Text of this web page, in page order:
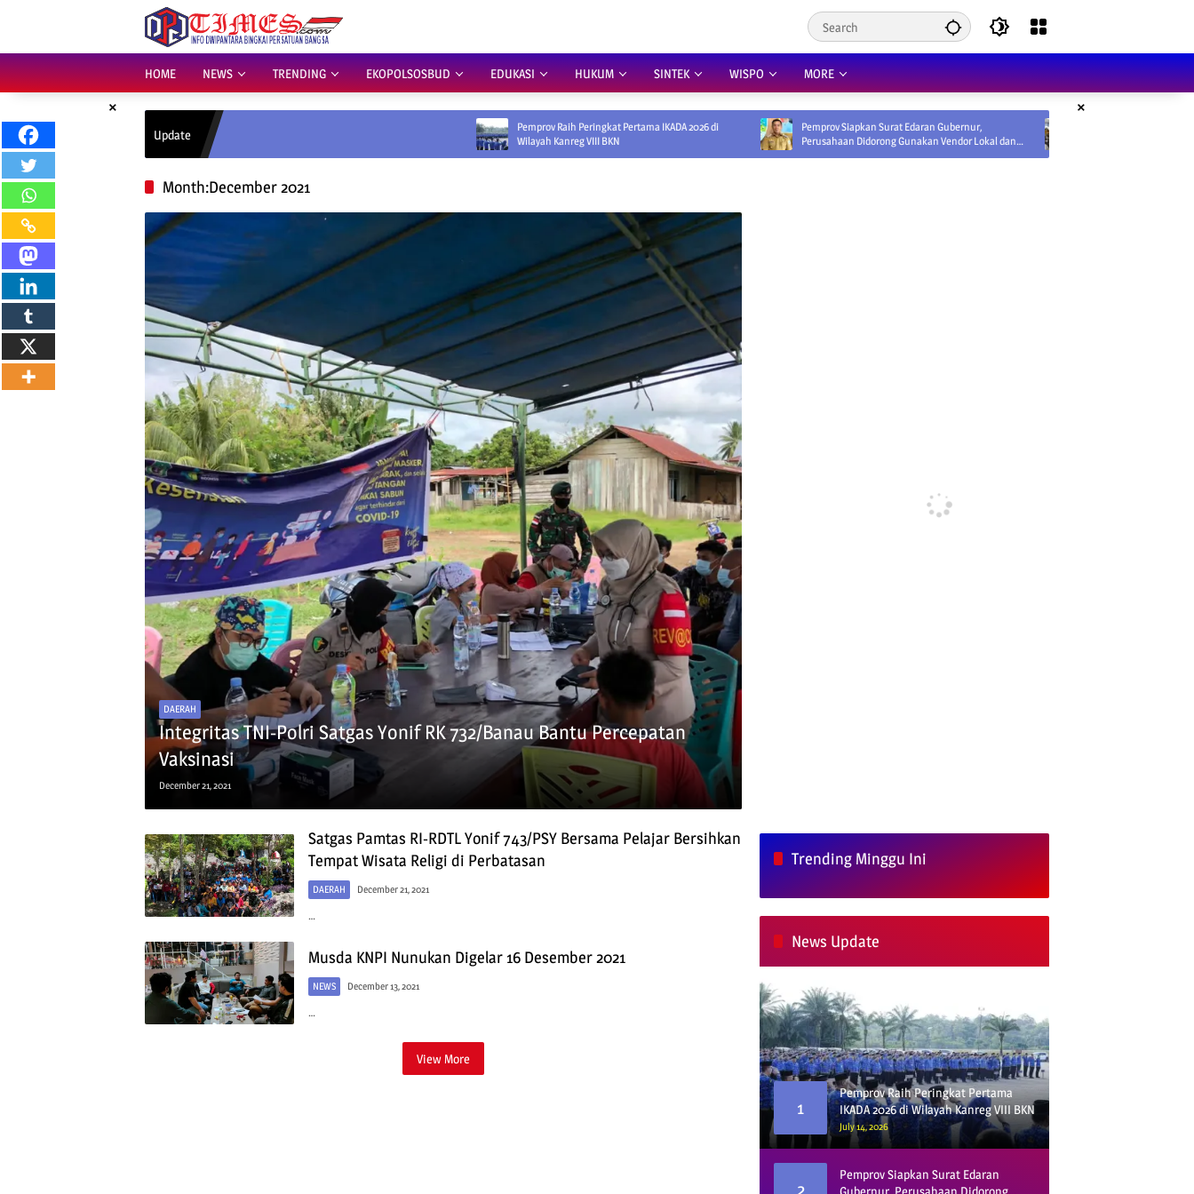
HOME
NEWS TRENDING EKOPOLSOSBUD EDUKASI HUKUM SINTEK WISPO MORE
× ×
Update
Pemprov Raih Peringkat Pertama IKADA 2026 di
Wilayah Kanreg VIII BKN
Pemprov Siapkan Surat Edaran Gubernur,
Perusahaan Didorong Gunakan Vendor Lokal dan
Pelat KU
Coffee Morning Forkopimda Perkuat Sinergi
Stabilitas dan Pembangunan Kaltara
Month:December 2021
DAERAH
Integritas TNI-Polri Satgas Yonif RK 732/Banau Bantu Percepatan
Vaksinasi
December 21, 2021
Satgas Pamtas RI-RDTL Yonif 743/PSY Bersama Pelajar Bersihkan
Tempat Wisata Religi di Perbatasan
DAERAH December 21, 2021
…
Musda KNPI Nunukan Digelar 16 Desember 2021
NEWS December 13, 2021
…
View More
Trending Minggu Ini
News Update
1
Pemprov Raih Peringkat Pertama
IKADA 2026 di Wilayah Kanreg VIII BKN
July 14, 2026
2
Pemprov Siapkan Surat Edaran
Gubernur, Perusahaan Didorong